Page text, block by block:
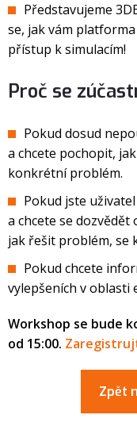
Představujeme
se, jak vám platforma
přístup k simulacím!
Proč se
Pokud dosud
a chcete pochopit,
konkrétní problém.
Pokud jste
a chcete se
jak řešit problém, se
Pokud chcete
vylepšeních v oblasti
Workshop se bude
od 15:00.
Zpět